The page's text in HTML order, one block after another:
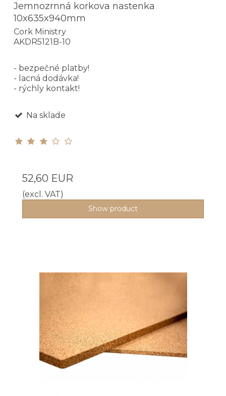
Jemnozrnná korkova nastenka
10x635x940mm
Cork Ministry
AKDR5121B-10
- bezpečné platby!
- lacná dodávka!
- rýchly kontakt!
Na sklade
52,60 EUR
(excl. VAT)
Show product